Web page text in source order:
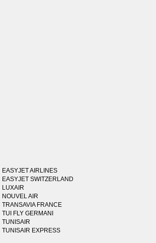
EASYJET AIRLINES
EASYJET SWITZERLAND
LUXAIR
NOUVEL AIR
TRANSAVIA FRANCE
TUI FLY GERMANI
TUNISAIR
TUNISAIR EXPRESS